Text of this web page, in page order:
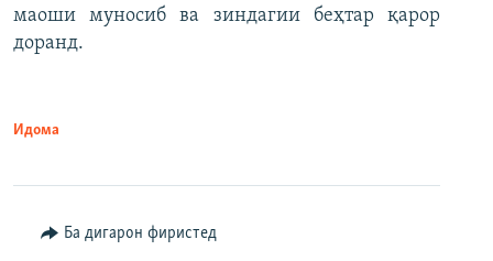
маоши муносиб ва зиндагии беҳтар қарор
доранд.
Идома
Ба дигарон фиристед